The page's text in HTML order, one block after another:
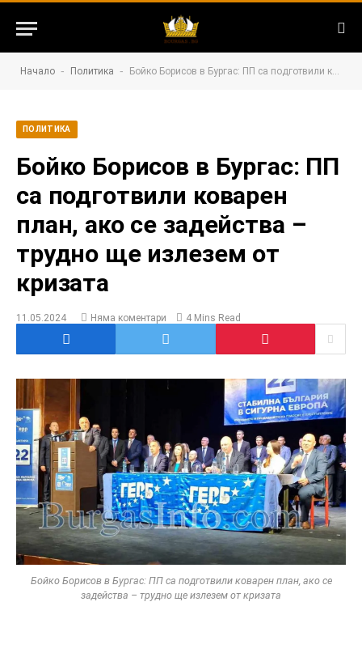
Начало - Политика - Бойко Борисов в Бургас: ПП са подготвили коварен план, ако се задейства – трудно ще излезем от кризата
ПОЛИТИКА
Бойко Борисов в Бургас: ПП
са подготвили коварен
план, ако се задейства –
трудно ще излезем от
кризата
11.05.2024 Няма коментари 4 Mins Read
Бойко Борисов в Бургас: ПП са подготвили коварен план, ако се
задейства – трудно ще излезем от кризата